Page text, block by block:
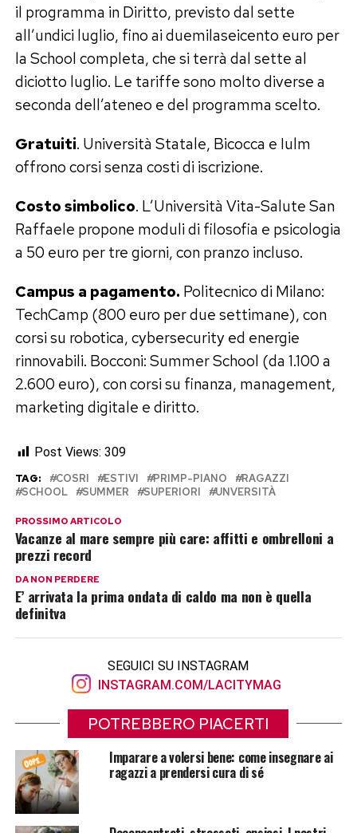
il programma in Diritto, previsto dal sette
all’undici luglio, fino ai duemilaseicento euro per
la School completa, che si terrà dal sette al
diciotto luglio. Le tariffe sono molto diverse a
seconda dell’ateneo e del programma scelto.
Gratuiti. Università Statale, Bicocca e Iulm
offrono corsi senza costi di iscrizione.
Costo simbolico. L’Università Vita-Salute San
Raffaele propone moduli di filosofia e psicologia
a 50 euro per tre giorni, con pranzo incluso.
Campus a pagamento. Politecnico di Milano:
TechCamp (800 euro per due settimane), con
corsi su robotica, cybersecurity ed energie
rinnovabili. Bocconi: Summer School (da 1.100 a
2.600 euro), con corsi su finanza, management,
marketing digitale e diritto.
Post Views: 309
TAG: COSRI ESTIVI PRIMP-PIANO
RAGAZZI
SCHOOL
SUMMER SUPERIORI UNVERSITÀ
PROSSIMO ARTICOLO
Vacanze al mare sempre più care: affitti e ombrelloni a
prezzi record
DA NON PERDERE
E’ arrivata la prima ondata di caldo ma non è quella
definitva
SEGUICI SU INSTAGRAM
INSTAGRAM.COM/LACITYMAG
POTREBBERO PIACERTI
Imparare a volersi bene: come insegnare ai
ragazzi a prendersi cura di sé